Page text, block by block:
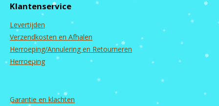
o
k
g
a
m
b
Klantenservice
Levertijden
Verzendkosten en Afhalen
Herroeping/Annulering en Retourneren
Herroeping
Garantie en klachten